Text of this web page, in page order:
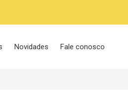
Novidades Fale conosco